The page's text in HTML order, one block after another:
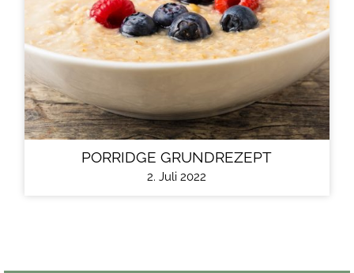
PORRIDGE GRUNDREZEPT
2. Juli 2022